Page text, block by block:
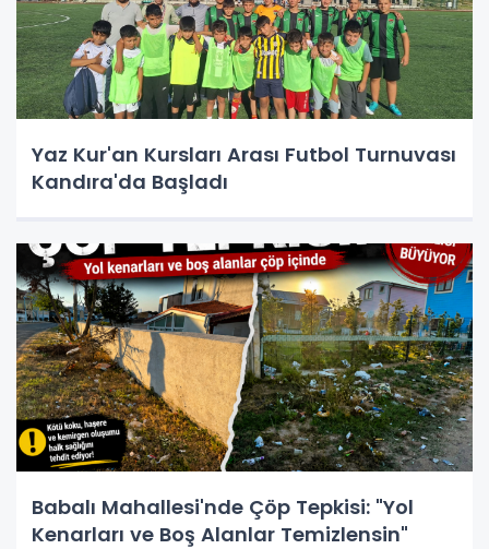
Yaz Kur'an Kursları Arası Futbol Turnuvası
Kandıra'da Başladı
Babalı Mahallesi'nde Çöp Tepkisi: "Yol
Kenarları ve Boş Alanlar Temizlensin"